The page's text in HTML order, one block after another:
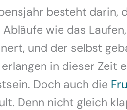
besteht darin,
wie das
und der selbst
in dieser Zeit
Doch auch die
Denn nicht gleich